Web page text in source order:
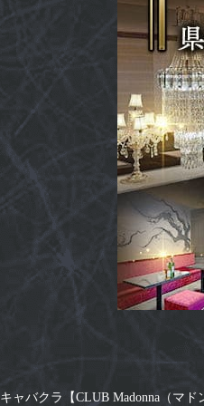
キャバクラ【CLUB Madonna（マ